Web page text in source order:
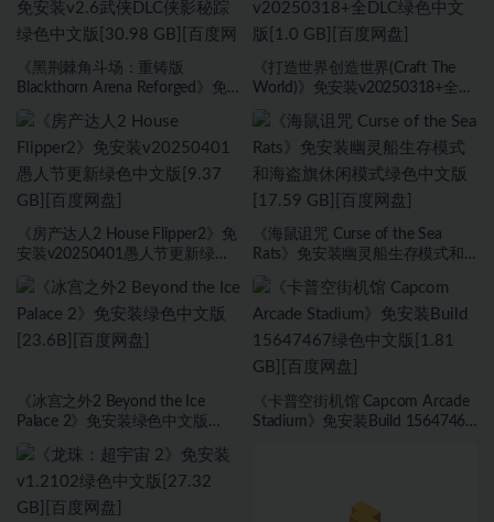
《黑荆棘角斗场：重铸版
Blackthorn Arena Reforged》免
文版[30.98 GB][百度网盘]
《打造世界创造世界(Craft The
World)》免安装v20250318+全
盘]
《房产达人2 House Flipper2》免
安装v20250401愚人节更新绿色
《海鼠诅咒 Curse of the Sea
Rats》免安装幽灵船生存模式和
GB][百度网盘]
《冰宫之外2 Beyond the Ice
Palace 2》免安装绿色中文版
《卡普空街机馆 Capcom Arcade
Stadium》免安装Build 15647467